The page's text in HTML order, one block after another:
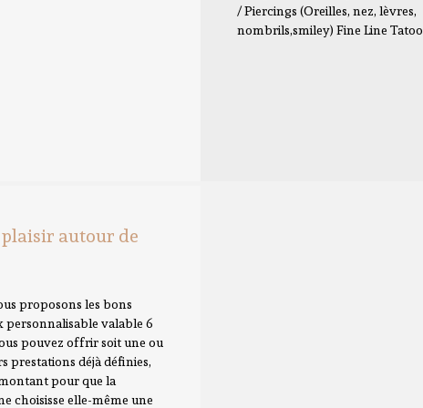
/ Piercings (Oreilles, nez, lèvres,
nombrils,smiley) Fine Line Tatoo
autour de
proposons les bons
personnalisable valable 6
pouvez offrir soit une ou
prestations déjà définies,
pour que la
choisisse elle-même une